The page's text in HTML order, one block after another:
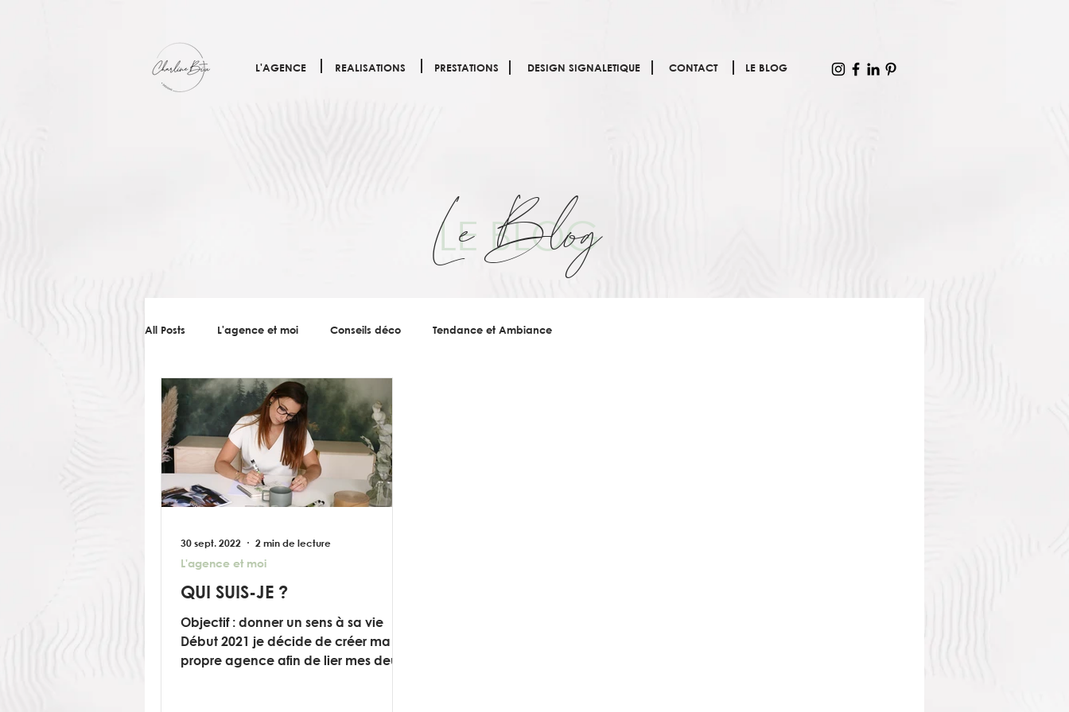
L'AGENCE REALISATIONS PRESTATIONS DESIGN SIGNALETIQUE CONTACT LE BLOG
LE BLOG
Le Blog
All Posts L'agence et moi Conseils déco Tendance et Ambiance
QUI SUIS-JE ?
Objectif : donner un sens à sa vie
Début 2021 je décide de créer ma
propre agence afin de lier mes deux
L'agence et moi
30 sept. 2022 2 min de lecture